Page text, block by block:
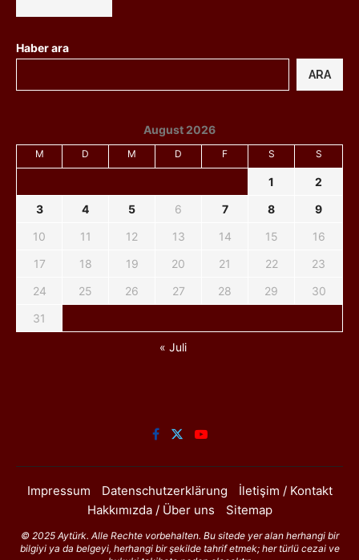
Haber ara
ARA
August 2026
M D M D F S S
1
2
3
4 5 6 7 8
9
10
11 12 13 14 15
16
17
18 19 20 21 22
23
24
25 26 27 28 29
30
31
« Juli
Impressum Datenschutzerklärung
İletişim / Kontakt
Hakkımızda / Über uns
Sitemap
© 2025 Aytürk. Alle Rechte vorbehalten. Bu sitede yer alan herhangi bir
bilgiyi ya da belgeyi, herhangi bir şekilde tahrif etmek; her türlü cezai ve